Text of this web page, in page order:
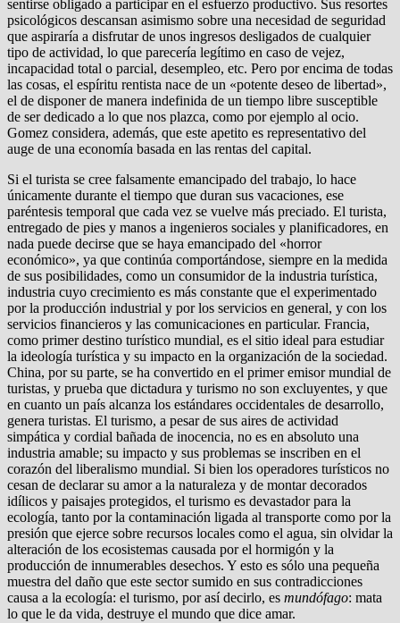
sentirse obliga­do a participar en el esfuerzo productivo. Sus resortes
psico­lógicos descansan asimismo sobre una necesidad de seguridad
que aspiraría a disfrutar de unos ingresos desligados de cual­quier
tipo de actividad, lo que parecería legítimo en caso de ve­jez,
incapacidad total o parcial, desempleo, etc. Pero por enci­ma de todas
las cosas, el espíritu rentista nace de un «potente deseo de libertad»,
el de disponer de manera indefinida de un tiempo libre susceptible
de ser dedicado a lo que nos plazca, como por ejemplo al ocio.
Gomez considera, además, que este apetito es representativo del
auge de una economía basada en las rentas del capital.
Si el turista se cree falsamente emancipado del trabajo, lo hace
únicamente durante el tiempo que duran sus vacaciones, ese
paréntesis temporal que cada vez se vuelve más preciado. El turista,
entregado de pies y manos a ingenieros sociales y pla­nificadores, en
nada puede decirse que se haya emancipado del «horror
económico», ya que continúa comportándose, siem­pre en la medida
de sus posibilidades, como un consumidor de la industria turística,
industria cuyo crecimiento es más cons­tante que el experimentado
por la producción industrial y por los servicios en general, y con los
servicios financieros y las co­municaciones en particular. Francia,
como primer destino tu­rístico mundial, es el sitio ideal para estudiar
la ideología turís­tica y su impacto en la organización de la sociedad.
China, por su parte, se ha convertido en el primer emisor mundial de
tu­ristas, y prueba que dictadura y turismo no son excluyentes, y que
en cuanto un país alcanza los estándares occidentales de desarrollo,
genera turistas. El turismo, a pesar de sus aires de actividad
simpática y cordial bañada de inocencia, no es en ab­soluto una
industria amable; su impacto y sus problemas se ins­criben en el
corazón del liberalismo mundial. Si bien los opera­dores turísticos no
cesan de declarar su amor a la naturaleza y de montar decorados
idílicos y paisajes protegidos, el turismo es devastador para la
ecología, tanto por la contaminación liga­da al transporte como por la
presión que ejerce sobre recursos locales como el agua, sin olvidar la
alteración de los ecosiste­mas causada por el hormigón y la
producción de innumerables desechos. Y esto es sólo una pequeña
muestra del daño que este sector sumido en sus contradicciones
causa a la ecología: el tu­rismo, por así decirlo, es mundófago: mata
lo que le da vida, des­truye el mundo que dice amar.